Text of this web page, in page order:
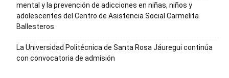
mental y la prevención de adicciones en niñas, niños y
adolescentes del Centro de Asistencia Social Carmelita
Ballesteros
La Universidad Politécnica de Santa Rosa Jáuregui continúa
con convocatoria de admisión